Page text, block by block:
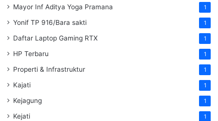
Mayor Inf Aditya Yoga Pramana 1
Yonif TP 916/Bara sakti 1
Daftar Laptop Gaming RTX 1
HP Terbaru 1
Properti & Infrastruktur 1
Kajati 1
Kejagung 1
Kejati 1